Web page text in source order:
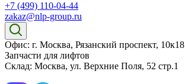
+7 (499) 110-04-44
zakaz@nlp-group.ru
Офис: г. Москва, Рязанский проспект, 10к18
Запчасти для лифтов
Склад: Москва, ул. Верхние Поля, 52 стр.1